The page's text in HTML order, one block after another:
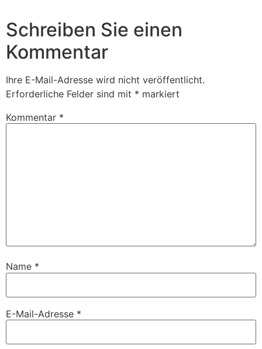
Schreiben Sie einen
Kommentar
Ihre E-Mail-Adresse wird nicht veröffentlicht.
Erforderliche Felder sind mit * markiert
Kommentar *
Name *
E-Mail-Adresse *